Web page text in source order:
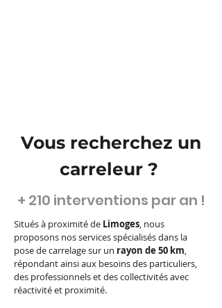
Vous recherchez un
carreleur ?
+ 210 interventions par an !
Situés à proximité de Limoges, nous
proposons nos services spécialisés dans la
pose de carrelage sur un rayon de 50 km,
répondant ainsi aux besoins des particuliers,
des professionnels et des collectivités avec
réactivité et proximité.